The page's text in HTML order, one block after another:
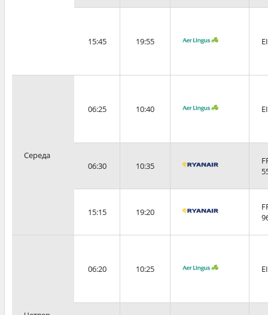
15:45 19:55
Середа
06:25 10:40
06:30 10:35
15:15 19:20
06:20 10:25